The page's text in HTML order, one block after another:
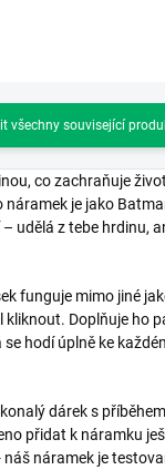
všechny související
co zachraňuje
náramek je jako
udělá z tebe hrdinu,
funguje mimo jiné
kliknout. Doplňuje ho
hodí úplně ke
dárek s
přidat k náramku
náš náramek je